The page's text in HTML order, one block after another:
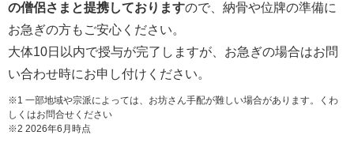
の僧侶さまと提携しておりますので、納骨や位牌の準備に
お急ぎの方もご安心ください。
大体10日以内で授与が完了しますが、お急ぎの場合はお問
い合わせ時にお申し付けください。
※1 一部地域や宗派によっては、お坊さん手配が難しい場合があります。くわ
しくはお問合せください
※2 2026年6月時点